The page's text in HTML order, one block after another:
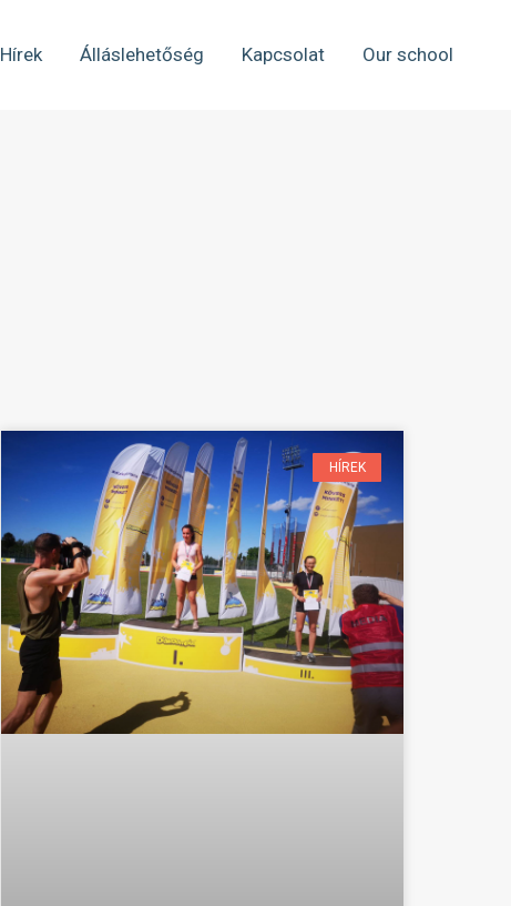
Hírek Álláslehetőség Kapcsolat Our school
HÍREK